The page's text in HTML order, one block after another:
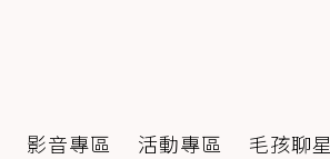
影音專區 活動專區 毛孩聊